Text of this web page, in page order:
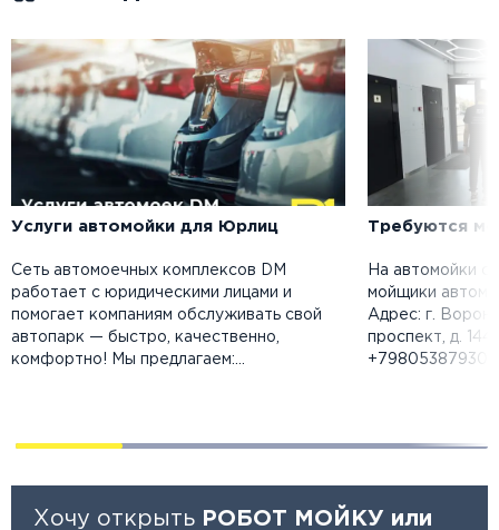
Услуги автомойки для Юрлиц
Сеть автомоечных комплексов DM
работает с юридическими лицами и
помогает компаниям обслуживать свой
автопарк — быстро, качественно,
комфортно! Мы предлагаем:…
Требуются
На автомойки
мойщики
Адрес: г.
проспект, д.
+79805387930
Хочу открыть РОБОТ МОЙКУ или